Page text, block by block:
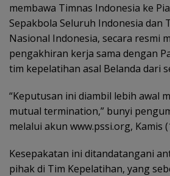
membawa Timnas Indonesia ke
Sepakbola Seluruh Indonesia dan
Nasional Indonesia, secara resmi
pengakhiran kerja sama dengan
tim kepelatihan asal Belanda dari
“Keputusan ini diambil lebih awal
mutual termination,” bunyi
melalui akun www.pssi.org, Kamis
Kesepakatan ini ditandatangani
pihak di Tim Kepelatihan, yang